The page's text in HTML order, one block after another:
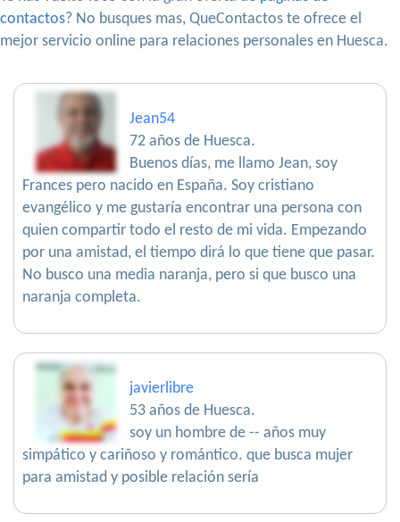
contactos? No busques mas, QueContactos te ofrece el
mejor servicio online para relaciones personales en Huesca.
Jean54
72 años de Huesca.
Buenos días, me llamo Jean, soy
Frances pero nacido en España. Soy cristiano
evangélico y me gustaría encontrar una persona con
quien compartir todo el resto de mi vida. Empezando
por una amistad, el tiempo dirá lo que tiene que pasar.
No busco una media naranja, pero si que busco una
naranja completa.
javierlibre
53 años de Huesca.
soy un hombre de -- años muy
simpático y cariñoso y romántico. que busca mujer
para amistad y posible relación sería